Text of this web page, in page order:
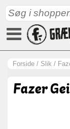
Forside / Slik /
Fazer